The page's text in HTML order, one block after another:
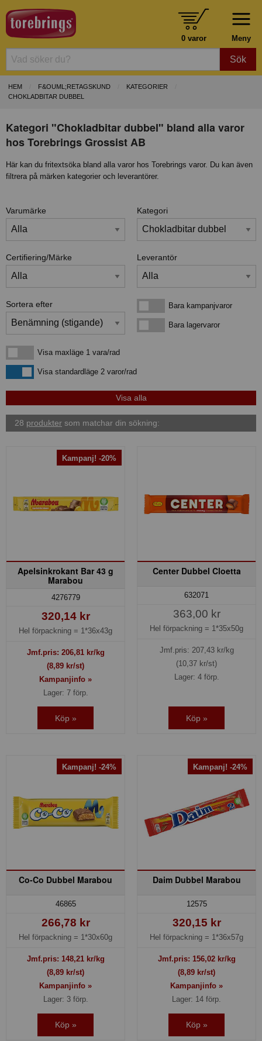
Meny
0 varor
Sök
HEM F&OUML;RETAGSKUND
KATEGORIER
CHOKLADBITAR DUBBEL
Kategori "Chokladbitar dubbel" bland alla varor
hos Torebrings Grossist AB
Här kan du fritextsöka bland alla varor hos Torebrings varor. Du kan även
filtrera på märken kategorier och leverantörer.
Varumärke Kategori
Certifiering/Märke Leverantör
Sortera efter Bara kampanjvarorBara kampanjvaror
Bara lagervarorBara lagervaror
Visa maxläge 1 vara/rad
Visa maxläge 1 vara/rad
Visa standardlägeVisa standardläge 2 varor/rad
28 produkter som matchar din sökning:
Kampanj! -20%
Apelsinkrokant Bar 43 g
Marabou
4276779
320,14 kr
Hel förpackning = 1*36x43g
Jmf.pris: 206,81kr/kg
(8,89 kr/st)
Kampanjinfo »
Lager: 7 förp.
Köp »
Center Dubbel Cloetta
632071
363,00 kr
Hel förpackning = 1*35x50g
Jmf.pris: 207,43kr/kg
(10,37 kr/st)
Lager: 4 förp.
Köp »
Kampanj! -24%
Co-Co Dubbel Marabou
46865
266,78 kr
Hel förpackning = 1*30x60g
Jmf.pris: 148,21kr/kg
(8,89 kr/st)
Kampanjinfo »
Lager: 3 förp.
Köp »
Kampanj! -24%
Daim Dubbel Marabou
12575
320,15 kr
Hel förpackning = 1*36x57g
Jmf.pris: 156,02kr/kg
(8,89 kr/st)
Kampanjinfo »
Lager: 14 förp.
Köp »